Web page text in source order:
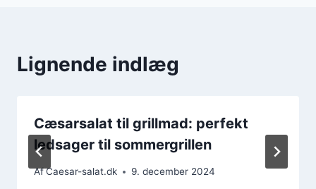
Lignende indlæg
Cæsarsalat til grillmad: perfekt
ledsager til sommergrillen
AfCaesar-salat.dk 9. december 2024